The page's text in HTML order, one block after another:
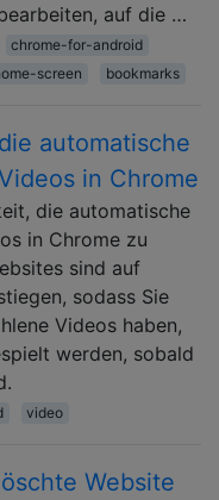
auf die …
chrome-for-android
screen bookmarks
automatische
in Chrome
die automatische
in Chrome zu
sind auf
sodass Sie
Videos haben,
werden, sobald
video
Website